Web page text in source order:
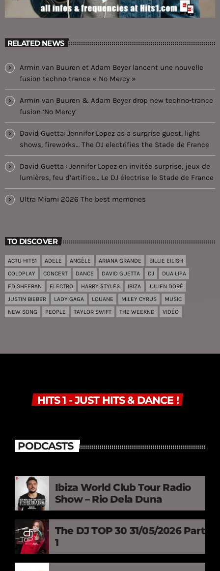
RELATED NEWS
Armin van Buuren et Adam Beyer lancent une nouvelle
fusion techno-trance « No Mercy »
Armin van Buuren & Adam Beyer drop new techno-trance
fusion ‘No Mercy’
David Guetta: Jennifer Lopez as a surprise guest, light
shows, fireworks… The DJ electrifies the Stade de France
David Guetta : Jennifer Lopez en invitée surprise, jeux de
lumières, feu d’artifice… Le DJ électrise le Stade de France
Ultra Miami 2026 The best memories
TO DISCOVER
ACTU HITS1 ADELE ANGÈLE ARIANA GRANDE
BILLIE EILISH
COLDPLAY
CONCERT DANCE DAVID GUETTA DJ
DUA LIPA
ED SHEERAN
ELECTRO HARRY STYLES IBIZA
JULIEN DORÉ
JUSTIN BIEBER
LADY GAGA LOUANE MILEY CYRUS
MUSIC
NEW SONG
PEOPLE TAYLOR SWIFT THE WEEKND VIDÉO
HITS 1 - JUST HITS & DANCE !
PODCASTS
Ibiza World Club Tour Radio
Show – Rio Dela Duna
The DJ TOP 30 31/05/2026 Part
1